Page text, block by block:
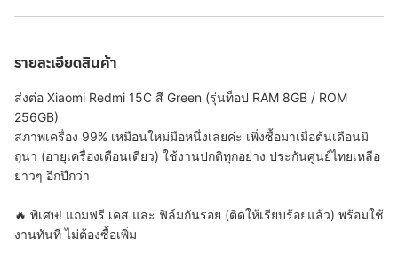
รายละเอียดสินค้า
ส่งต่อ Xiaomi Redmi 15C สี Green (รุ่นท็อป RAM 8GB / ROM
256GB)
สภาพเครื่อง 99% เหมือนใหม่มือหนึ่งเลยค่ะ เพิ่งซื้อมาเมื่อต้นเดือนมิ
ถุนา (อายุเครื่องเดือนเดียว) ใช้งานปกติทุกอย่าง ประกันศูนย์ไทยเหลือ
ยาวๆ อีกปีกว่า
🔥 พิเศษ! แถมฟรี เคส และ ฟิล์มกันรอย (ติดให้เรียบร้อยแล้ว) พร้อมใช้
งานทันที ไม่ต้องซื้อเพิ่ม